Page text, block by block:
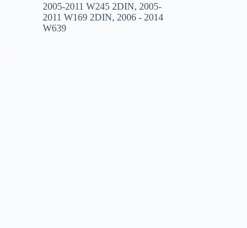
2005-2011 W245 2DIN, 2005-
2011 W169 2DIN, 2006 - 2014
W639